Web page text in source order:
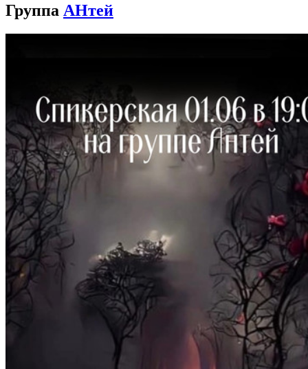
Группа АНтей